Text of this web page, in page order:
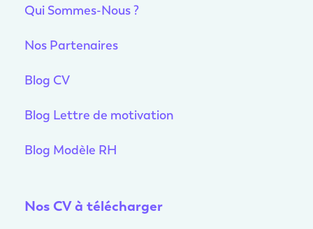
Qui Sommes-Nous ?
Nos Partenaires
Blog CV
Blog Lettre de motivation
Blog Modèle RH
Nos CV à télécharger